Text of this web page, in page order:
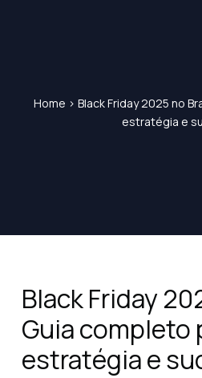
Home > Black Friday 2025 no
estratégia e
Black Friday
Guia completo
estratégia e